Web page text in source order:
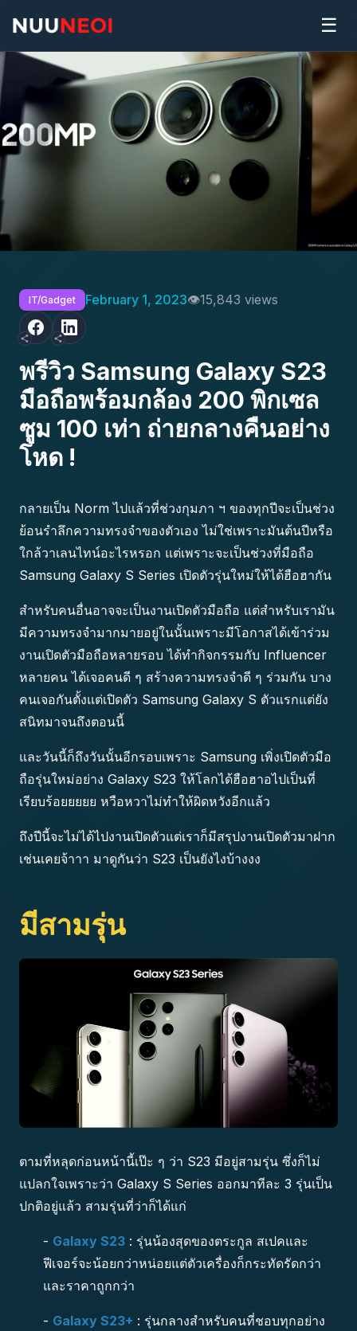
☰
IT/Gadget February 1, 2023 15,843 views
พรีวิว Samsung Galaxy S23
มือถือพร้อมกล้อง 200 พิกเซล
ซูม 100 เท่า ถ่ายกลางคืนอย่าง
โหด !
กลายเป็น Norm ไปแล้วที่ช่วงกุมภา ฯ ของทุกปีจะเป็นช่วง
ย้อนรำลึกความทรงจำของตัวเอง ไม่ใช่เพราะมันต้นปีหรือ
ใกล้วาเลนไทน์อะไรหรอก แต่เพราะจะเป็นช่วงที่มือถือ
Samsung Galaxy S Series เปิดตัวรุ่นใหม่ให้ได้ฮือฮากัน
สำหรับคนอื่นอาจจะเป็นงานเปิดตัวมือถือ แต่สำหรับเรามัน
มีความทรงจำมากมายอยู่ในนั้นเพราะมีโอกาสได้เข้าร่วม
งานเปิดตัวมือถือหลายรอบ ได้ทำกิจกรรมกับ Influencer
หลายคน ได้เจอคนดี ๆ สร้างความทรงจำดี ๆ ร่วมกัน บาง
คนเจอกันตั้งแต่เปิดตัว Samsung Galaxy S ตัวแรกแต่ยัง
สนิทมาจนถึงตอนนี้
และวันนี้ก็ถึงวันนั้นอีกรอบเพราะ Samsung เพิ่งเปิดตัวมือ
ถือรุ่นใหม่อย่าง Galaxy S23 ให้โลกได้ฮือฮาอไปเป็นที่
เรียบร้อยยยยย หวือหวาไม่ทำให้ผิดหวังอีกแล้ว
ถึงปีนี้จะไม่ได้ไปงานเปิดตัวแต่เราก็มีสรุปงานเปิดตัวมาฝาก
เช่นเคยจ้าาา มาดูกันว่า S23 เป็นยังไงบ้างงง
มีสามรุ่น
ตามที่หลุดก่อนหน้านี้เป๊ะ ๆ ว่า S23 มีอยู่สามรุ่น ซึ่งก็ไม่
แปลกใจเพราะว่า Galaxy S Series ออกมาทีละ 3 รุ่นเป็น
ปกติอยู่แล้ว สามรุ่นที่ว่าก็ได้แก่
- Galaxy S23 : รุ่นน้องสุดของตระกูล สเปคและ
ฟีเจอร์จะน้อยกว่าหน่อยแต่ตัวเครื่องก็กระทัดรัดกว่า
และราคาถูกกว่า
- Galaxy S23+ : รุ่นกลางสำหรับคนที่ชอบทุกอย่าง